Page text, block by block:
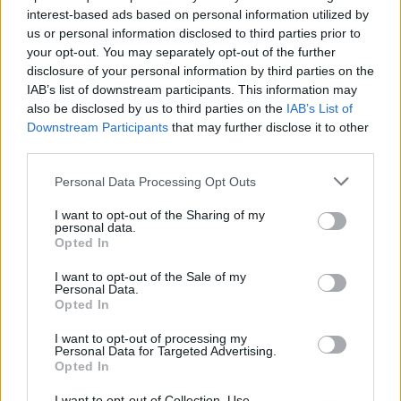
interest-based ads based on personal information utilized by
us or personal information disclosed to third parties prior to
your opt-out. You may separately opt-out of the further
disclosure of your personal information by third parties on the
IAB’s list of downstream participants. This information may
also be disclosed by us to third parties on the IAB’s List of
Downstream Participants that may further disclose it to other
Personal Data Processing Opt Outs
I want to opt-out of the Sharing of my
personal data.
Opted In
I want to opt-out of the Sale of my
Personal Data.
Opted In
I want to opt-out of processing my
Personal Data for Targeted Advertising.
Opted In
help het groeien.
Zoeken op letters. Vul alle
letters van de puzzel in:
Zoeken
letters.
Zoeken
Selecteer uw puzzel:
Puzzel niet gevonden.
Hier kunt u uw antwoord zoeken op niveau nummer, maar
wij raden u aan de zoekopdracht op letters te gebruiken.
Kies uw level: